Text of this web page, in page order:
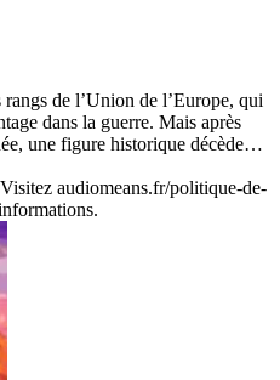
de l’Union de l’Europe, qui
dans la guerre. Mais après
une figure historique décède…
audiomeans.fr/politique-de-